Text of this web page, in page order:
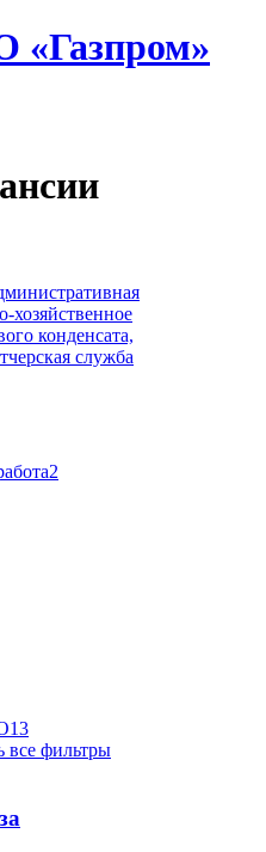
хозяйственное
конденсата,
служба
2
13
все фильтры